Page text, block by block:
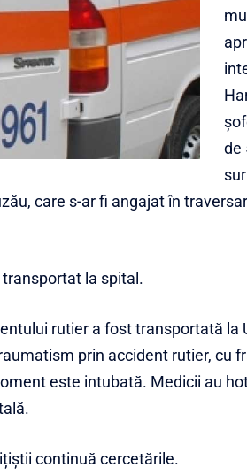
de
care s-ar fi angajat în
la spital.
rutier a fost transportată la
prin accident rutier, cu
este intubată. Medicii au
continuă cercetările.